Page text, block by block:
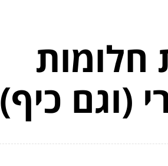
חלומות
(וגם כיף)